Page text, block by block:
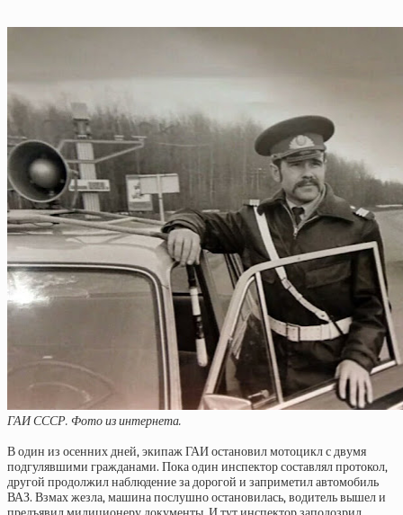
ГАИ СССР. Фото из интернета.
В один из осенних дней, экипаж ГАИ остановил мотоцикл с двумя
подгулявшими гражданами. Пока один инспектор составлял протокол,
другой продолжил наблюдение за дорогой и заприметил автомобиль
ВАЗ. Взмах жезла, машина послушно остановилась, водитель вышел и